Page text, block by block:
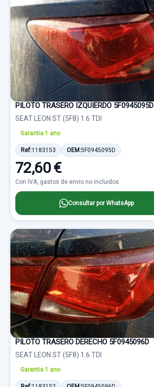
PILOTO TRASERO IZQUIERDO 5F0945095D
SEAT LEON ST (5F8) 1.6 TDI
Garantia 1 ano
Ref:1183153 OEM:5F0945095D
72,60 €
Con IVA, gastos de envio no incluidos.
Consultar por WhatsApp
PILOTO TRASERO DERECHO 5F0945096D
SEAT LEON ST (5F8) 1.6 TDI
Garantia 1 ano